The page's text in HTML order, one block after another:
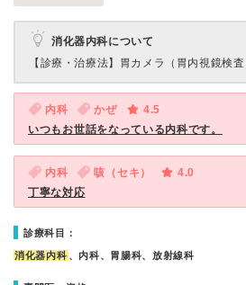
消化器内科について
【診療・治療法】 胃カメラ（胃内視鏡検査
内科 かぜ
4.5
いつもお世話をなっている内科です。
内科 咳（セキ）
4.0
丁寧な対応
診療科目：
消化器内科 、内科、胃腸科、放射線科